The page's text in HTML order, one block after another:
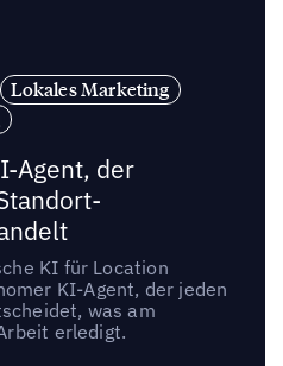
Lokales Marketing
Agent, der
KI für Location
KI-Agent, der jeden
was am
erledigt.